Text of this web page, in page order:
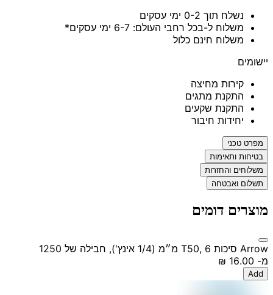
נשלח תוך 0-2 ימי עסקים
משלוח ל-בכל רחבי העולם: 6-7 ימי עסקים*
משלוח חינם כלול
יישומים
קירות מחיצה
התקנת מתגים
התקנת שקעים
יחידות חיבור
מפרט טכני
בטיחות ותאימות
משלוחים והחזרות
תשלום ואבטחה
מוצרים דומים
Arrow סיכות T50, 6 מ״מ (1/4 אינץ'), חבילה של 1250
מ-
Add